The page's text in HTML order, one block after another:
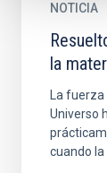
NOTICIA
la
La
Universo
cuando la